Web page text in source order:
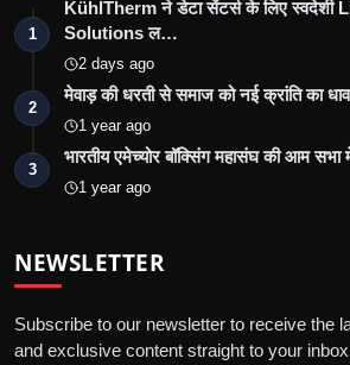
1
KühlTherm ने डेटा सेंटर्स के लिए
Solutions ल…
2 days ago
2
मेवाड़ की धरती से समाज को नई क्रांति का
1 year ago
3
भारतीय एमेच्योर बॉक्सिंग महासंघ की आम
1 year ago
NEWSLETTER
Subscribe to our newsletter to receive the
and exclusive content straight to your